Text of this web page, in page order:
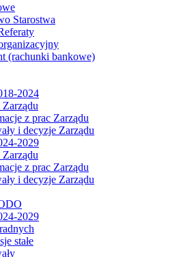
Starostwa
(rachunki bankowe)
2024
Zarządu
z prac Zarządu
i decyzje Zarządu
2029
Zarządu
z prac Zarządu
i decyzje Zarządu
2029
stałe